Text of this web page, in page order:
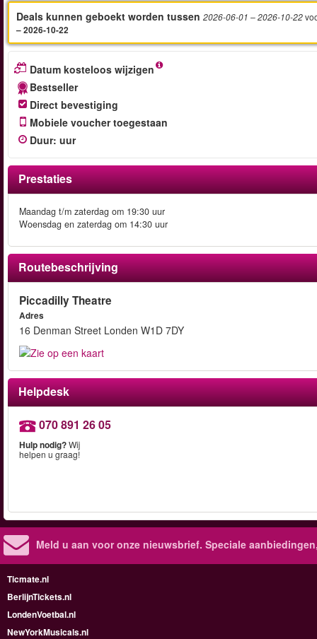
Deals kunnen geboekt worden tussen 2026-06-01 – 2026-10-22
– 2026-10-22
Datum kosteloos wijzigen
Bestseller
Direct bevestiging
Mobiele voucher toegestaan
Duur: uur
Prestaties
Maandag t/m zaterdag om 19:30 uur
Woensdag en zaterdag om 14:30 uur
Routebeschrijving
Piccadilly Theatre
Adres
16 Denman Street Londen W1D 7DY
Helpdesk
070 891 26 05
Hulp nodig?Wij
helpen u graag!
Meld u aan voor onze nieuwsbrief. Speciale
Ticmate.nl
BerlijnTickets.nl
LondenVoetbal.nl
NewYorkMusicals.nl